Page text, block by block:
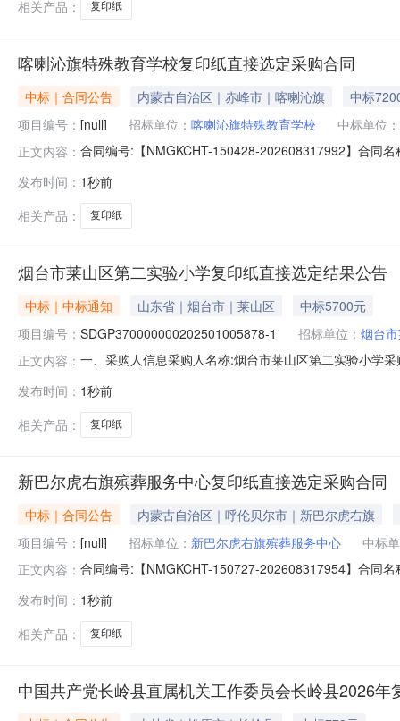
相关产品：
复印纸
喀喇沁旗特殊教育学校复印纸直接选定采购合同
中标｜合同公告 内蒙古自治区｜赤峰市｜喀喇沁旗
中标
项目编号： [null] 招标单位： 喀喇沁旗特殊教育学校
中标单位：
正文内容： 合同编号:【NMGKCHT-150428-202608317992】合同
正合同主要信息1、主要标的信息：主要标的名称：鑫
发布时间： 1秒前
相关产品：
复印纸
烟台市莱山区第二实验小学复印纸直接选定结果公告
中标｜中标通知 山东省｜烟台市｜莱山区
中标5700元
项目编号： SDGP370000000202501005878-1 招标单位： 烟台
正文内容： 一、采购人信息采购人名称:烟台市莱山区第二实验小学
小学采购订单框架协议合同授予阶段项目编号
发布时间： 1秒前
相关产品：
复印纸
新巴尔虎右旗殡葬服务中心复印纸直接选定采购合同
中标｜合同公告
内蒙古自治区｜呼伦贝尔市｜新巴尔虎右旗
项目编号： [null] 招标单位： 新巴尔虎右旗殡葬服务中心
中标
正文内容： 合同编号:【NMGKCHT-150727-202608317954】合同
1、主要标的信息：主要标的名称：威尔普70克A4多功
发布时间： 1秒前
相关产品：
复印纸
中国共产党长岭县直属机关工作委员会长岭县2026